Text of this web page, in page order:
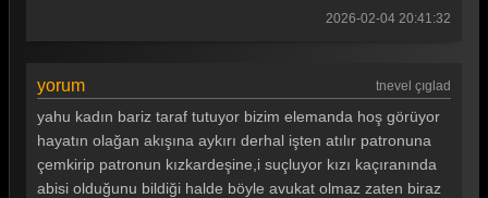
2026-02-04 20:41:32
yorum tnevel çıglad
yahu kadın bariz taraf tutuyor bizim elemanda hoş görüyor
hayatın olağan akışına aykırı derhal işten atılır patronuna
çemkirip patronun kızkardeşine,i suçluyor kızı kaçıranında
abisi olduğunu bildiği halde böyle avukat olmaz zaten biraz